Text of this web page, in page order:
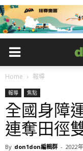
Home 報導
報導 焦點
全國身障
連奪田徑
By don1don編輯群 - 2022